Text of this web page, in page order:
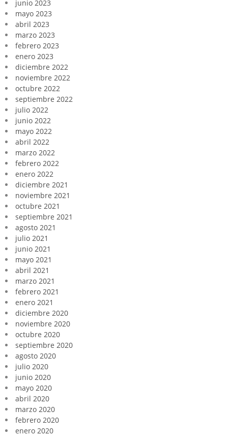
junio 2023
mayo 2023
abril 2023
marzo 2023
febrero 2023
enero 2023
diciembre 2022
noviembre 2022
octubre 2022
septiembre 2022
julio 2022
junio 2022
mayo 2022
abril 2022
marzo 2022
febrero 2022
enero 2022
diciembre 2021
noviembre 2021
octubre 2021
septiembre 2021
agosto 2021
julio 2021
junio 2021
mayo 2021
abril 2021
marzo 2021
febrero 2021
enero 2021
diciembre 2020
noviembre 2020
octubre 2020
septiembre 2020
agosto 2020
julio 2020
junio 2020
mayo 2020
abril 2020
marzo 2020
febrero 2020
enero 2020